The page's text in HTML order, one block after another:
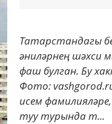
Татарстандагы
әниләрнең шәхси
фаш булган. Бу
Фото:
исем
туу турында т...